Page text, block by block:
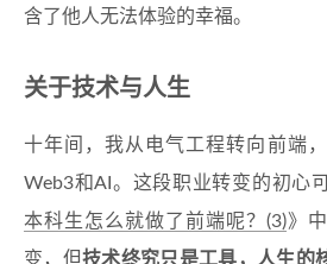
含了他人无法体验的幸福。
关于技术与人生
十年间，我从电气工程转向前端
Web3和AI。这段职业转变的初心
本科生怎么就做了前端呢？(3)》
变，但技术终究只是工具，人生的